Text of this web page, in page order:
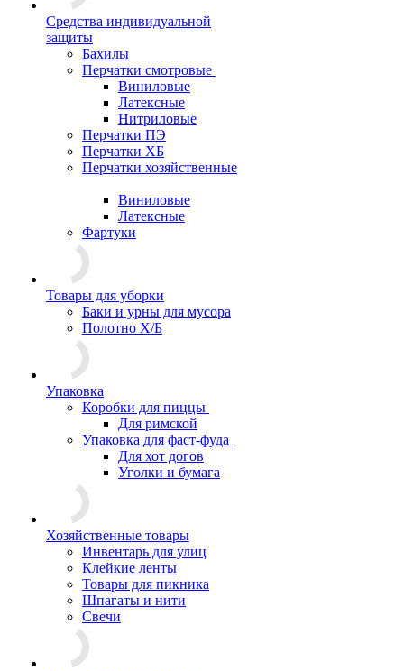
Средства индивидуальной
защиты
Бахилы
Перчатки смотровые
Виниловые
Латексные
Нитриловые
Перчатки ПЭ
Перчатки ХБ
Перчатки хозяйственные
Виниловые
Латексные
Фартуки
Товары для уборки
Баки и урны для мусора
Полотно Х/Б
Упаковка
Коробки для пиццы
Для римской
Упаковка для фаст-фуда
Для хот догов
Уголки и бумага
Хозяйственные товары
Инвентарь для улиц
Клейкие ленты
Товары для пикника
Шпагаты и нити
Свечи